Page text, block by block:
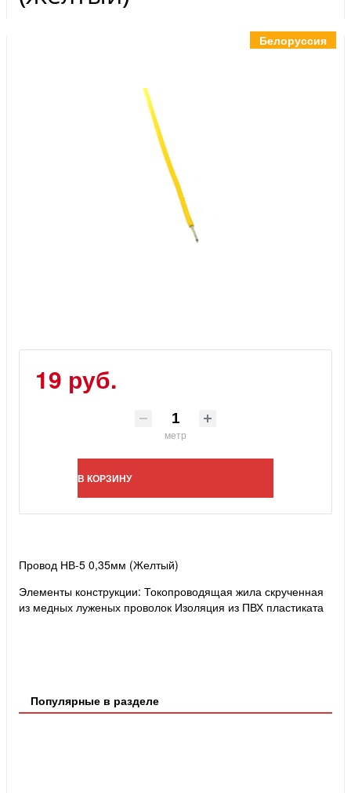
Услуги
Белоруссия
19 руб.
метр
В КОРЗИНУ
Провод НВ-5 0,35мм (Желтый)
Элементы конструкции: Токопроводящая жила скрученная
из медных луженых проволок Изоляция из ПВХ пластиката
Популярные в разделе